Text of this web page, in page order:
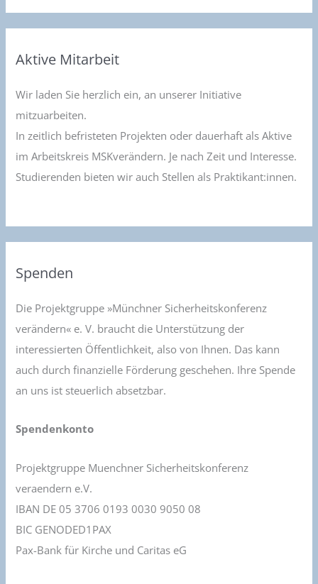
Aktive Mitarbeit
Wir laden Sie herzlich ein, an unserer Initiative
mitzuarbeiten.
In zeitlich befristeten Projekten oder dauerhaft als Aktive
im Arbeitskreis MSKverändern. Je nach Zeit und Interesse.
Studierenden bieten wir auch Stellen als Praktikant:innen.
Spenden
Die Projektgruppe »Münchner Sicherheitskonferenz
verändern« e. V. braucht die Unterstützung der
interessierten Öffentlichkeit, also von Ihnen. Das kann
auch durch finanzielle Förderung geschehen. Ihre Spende
an uns ist steuerlich absetzbar.
Spendenkonto
Projektgruppe Muenchner Sicherheitskonferenz
veraendern e.V.
IBAN DE 05 3706 0193 0030 9050 08
BIC GENODED1PAX
Pax-Bank für Kirche und Caritas eG